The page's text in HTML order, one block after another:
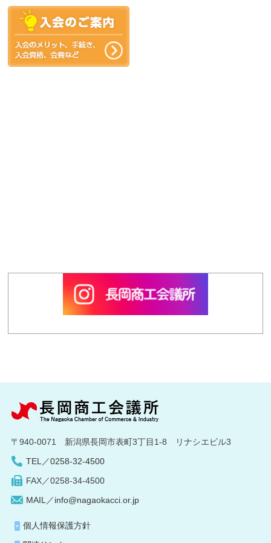
〒940-0071 新潟県長岡市表町3丁目1-8 リナシエビル3
TEL／0258-32-4500
FAX／0258-34-4500
MAIL／info@nagaokacci.or.jp
個人情報保護方針